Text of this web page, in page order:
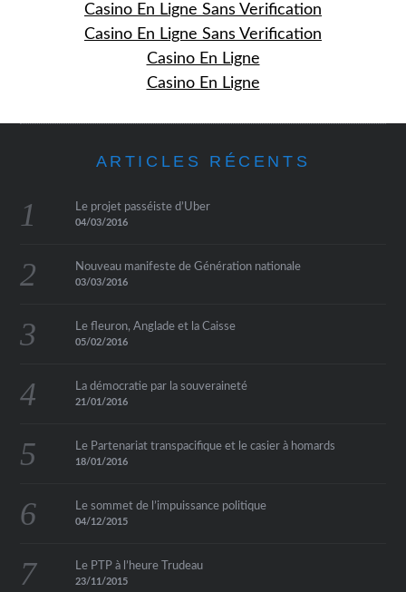
Casino En Ligne Sans Verification
Casino En Ligne Sans Verification
Casino En Ligne
Casino En Ligne
ARTICLES RÉCENTS
Le projet passéiste d’Uber
04/03/2016
Nouveau manifeste de Génération nationale
03/03/2016
Le fleuron, Anglade et la Caisse
05/02/2016
La démocratie par la souveraineté
21/01/2016
Le Partenariat transpacifique et le casier à homards
18/01/2016
Le sommet de l’impuissance politique
04/12/2015
Le PTP à l’heure Trudeau
23/11/2015